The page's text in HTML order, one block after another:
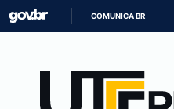
COMUNICA BR